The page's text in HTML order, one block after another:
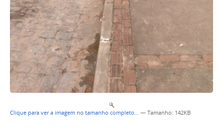
Clique para ver a imagem no tamanho completo… — Tamanho: 142KB